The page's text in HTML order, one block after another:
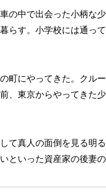
の中で出会った小柄な
らす。小学校には通っ
町にやってきた。クル
、東京からやってきた
て真人の面倒を見る明
といった資産家の後妻